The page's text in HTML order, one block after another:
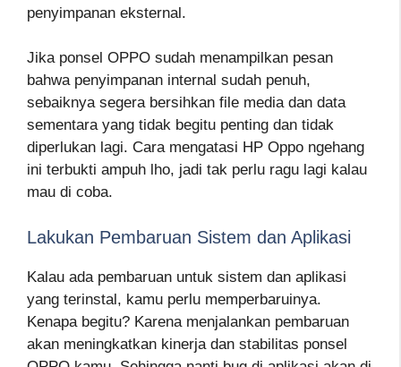
penyimpanan eksternal.
Jika ponsel OPPO sudah menampilkan pesan
bahwa penyimpanan internal sudah penuh,
sebaiknya segera bersihkan file media dan data
sementara yang tidak begitu penting dan tidak
diperlukan lagi. Cara mengatasi HP Oppo ngehang
ini terbukti ampuh lho, jadi tak perlu ragu lagi kalau
mau di coba.
Lakukan Pembaruan Sistem dan Aplikasi
Kalau ada pembaruan untuk sistem dan aplikasi
yang terinstal, kamu perlu memperbaruinya.
Kenapa begitu? Karena menjalankan pembaruan
akan meningkatkan kinerja dan stabilitas ponsel